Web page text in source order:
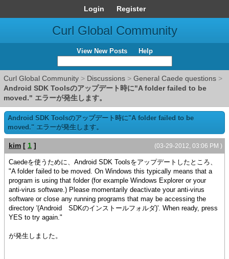
Login Register
Curl Global Community
View New Posts Help
Curl Global Community > Discussions > General Caede questions >
Android SDK Toolsのアップデート時に"A folder failed to be
moved." エラーが発生します。
Android SDK Toolsのアップデート時に"A folder failed to be
moved." エラーが発生します。
(03-29-2012, 03:06 PM )
kim [ 1 ]
Caedeを使うために、Android SDK Toolsをアップデートしたところ、
"A folder failed to be moved. On Windows this typically means that a
program is using that folder (for example Windows Explorer or your
anti-virus software.) Please momentarily deactivate your anti-virus
software or close any running programs that may be accessing the
directory '(Android SDKのインストールフォルダ)'. When ready, press
YES to try again."
が発生しました。